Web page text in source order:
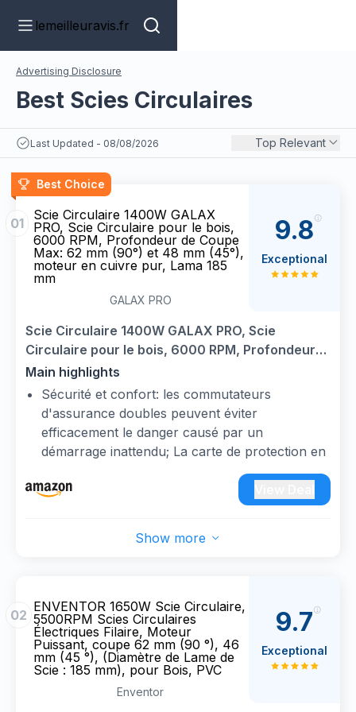
lemeilleuravis.fr
Advertising Disclosure
Best Scies Circulaires
Last Updated - 08/08/2026 Top Relevant
Best Choice
01
Scie Circulaire 1400W GALAX
PRO, Scie Circulaire pour le bois,
6000 RPM, Profondeur de Coupe
Max: 62 mm (90°) et 48 mm (45°),
moteur en cuivre pur, Lama 185
mm
GALAX PRO
Scie Circulaire 1400W GALAX PRO, Scie
Circulaire pour le bois, 6000 RPM, Profondeur
de Coupe Max: 62 mm (90°) et 48 mm (45°),
moteur en cuivre pur, Lama 185 mm
Main highlights
Sécurité et confort: les commutateurs
d'assurance doubles peuvent éviter
efficacement le danger causé par un
démarrage inattendu; La carte de protection en
plastique peut protéger efficacement les
utilisateurs; Coupure couverte en caoutchouc,
réduire les vibrations, augmenter le confort
et de biseau: profondeur et angle de coupe
degrés, il s'agit d'un guide d'angle de 48 mm et
d'un ajustement rapide qui se verrouille pour la
tranquillité d'esprit
Performances puissantes: le moteur fort de
1400W peut atteindre 6000RPM, Équipé de
lames de scie 185 mm peut atteindre le bois, le
9.8
Exceptional
Show more
02
ENVENTOR 1650W Scie Circulaire,
5500RPM Scies Circulaires
Électriques Filaire, Moteur
Puissant, coupe 62 mm (90 °), 46
mm (45 °), (Diamètre de Lame de
Scie : 185 mm), pour Bois, PVC
Enventor
9.7
Exceptional